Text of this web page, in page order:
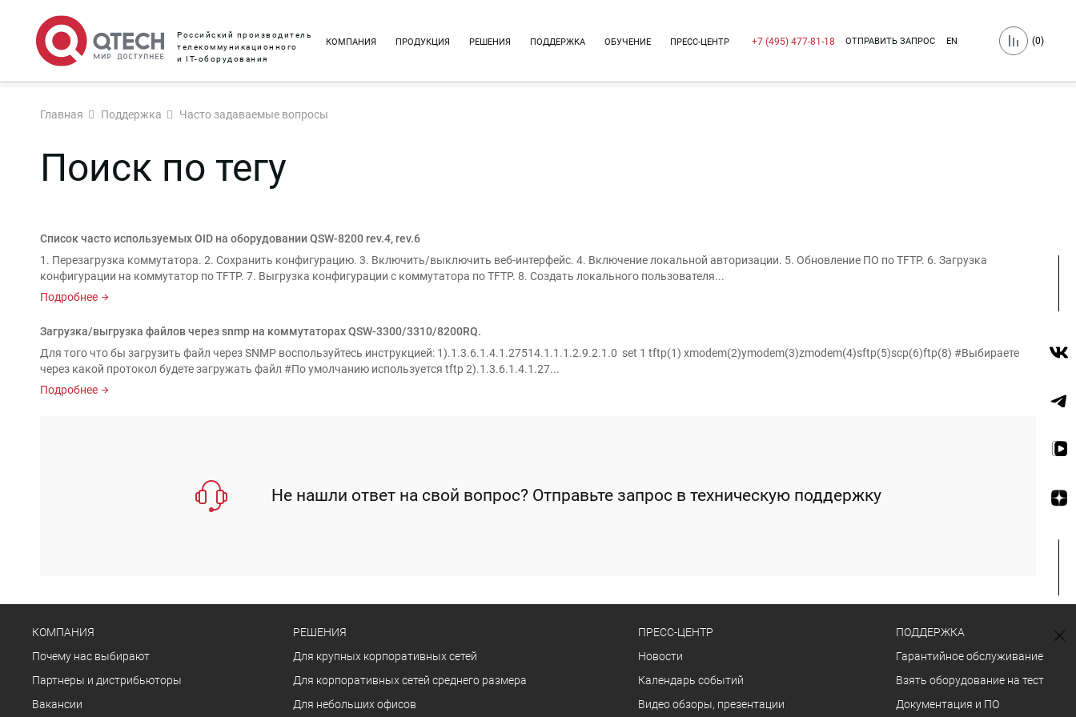
Российский производитель
телекоммуникационного
и IT-оборудования
КОМПАНИЯ ПРОДУКЦИЯ РЕШЕНИЯ ПОДДЕРЖКА ОБУЧЕНИЕ ПРЕСС-ЦЕНТР +7 (495) 477-81-18 ОТПРАВИТЬ ЗАПРОС EN (0)
Главная Поддержка Часто задаваемые вопросы
Поиск по тегу
Список часто используемых OID на оборудовании QSW-8200 rev.4, rev.6
1. Перезагрузка коммутатора. 2. Сохранить конфигурацию. 3. Включить/выключить веб-интерфейс. 4. Включение локальной авторизации. 5. Обновление ПО по TFTP. 6. Загрузка
конфигурации на коммутатор по TFTP. 7. Выгрузка конфигурации с коммутатора по TFTP. 8. Создать локального пользователя...
Подробнее
Загрузка/выгрузка файлов через snmp на коммутаторах QSW-3300/3310/8200RQ.
Для того что бы загрузить файл через SNMP воспользуйтесь инструкцией: 1).1.3.6.1.4.1.27514.1.1.1.2.9.2.1.0 set 1 tftp(1) xmodem(2)ymodem(3)zmodem(4)sftp(5)scp(6)ftp(8) #Выбираете
через какой протокол будете загружать файл #По умолчанию используется tftp 2).1.3.6.1.4.1.27...
Подробнее
Не нашли ответ на свой вопрос? Отправьте запрос в техническую поддержку
КОМПАНИЯ
Почему нас выбирают
Партнеры и дистрибьюторы
Вакансии
РЕШЕНИЯ
Для крупных корпоративных сетей
Для корпоративных сетей среднего размера
Для небольших офисов
ПРЕСС-ЦЕНТР
Новости
Календарь событий
Видео обзоры, презентации
ПОДДЕРЖКА
Гарантийное обслуживание
Взять оборудование на тест
Документация и ПО